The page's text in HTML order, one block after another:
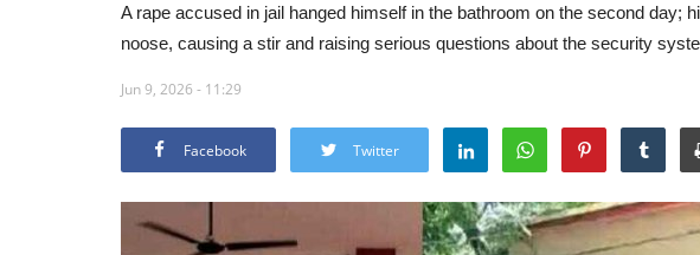
A rape accused in jail hanged himself in the bathroom on the second day;
noose, causing a stir and raising serious questions about the security
Jun 9, 2026 - 11:29
Facebook Twitter